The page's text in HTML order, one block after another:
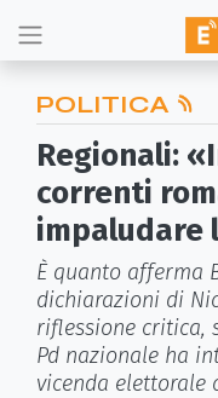
POLITICA
Regionali:
correnti
impaludare
È quanto afferma
dichiarazioni di
riflessione critica,
Pd nazionale ha
vicenda elettorale